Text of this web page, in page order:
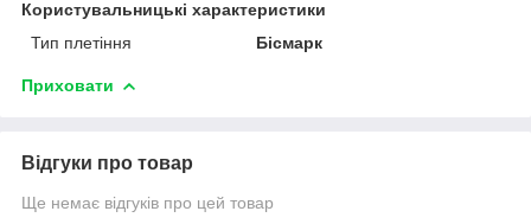
Користувальницькі характеристики
Тип плетіння
Бісмарк
Приховати
Відгуки про товар
Ще немає відгуків про цей товар